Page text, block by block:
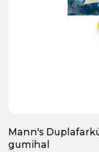
Mann's
gumihal